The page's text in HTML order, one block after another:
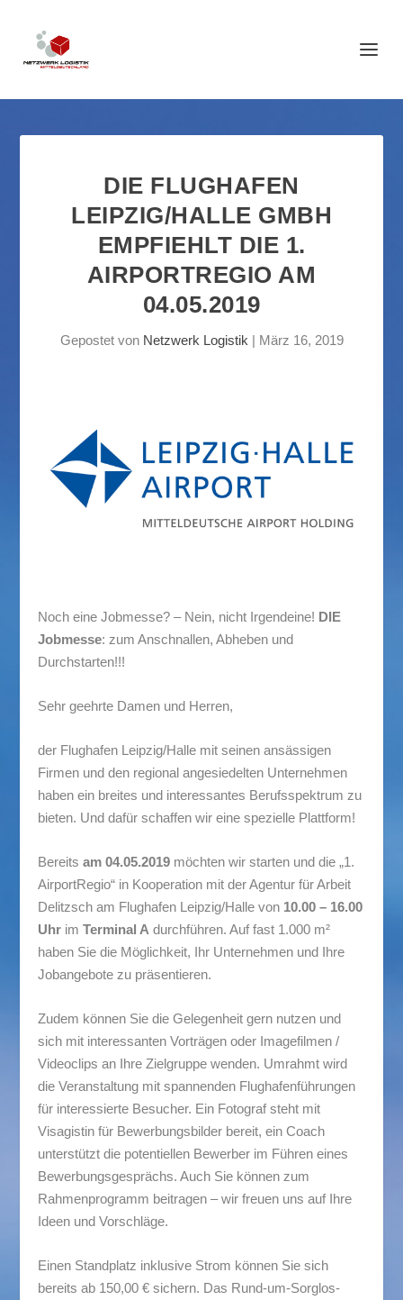
DIE FLUGHAFEN
LEIPZIG/HALLE GMBH
EMPFIEHLT DIE 1.
AIRPORTREGIO AM
04.05.2019
Gepostet von Netzwerk Logistik | März 16, 2019
Noch eine Jobmesse? – Nein, nicht Irgendeine! DIE
Jobmesse: zum Anschnallen, Abheben und
Durchstarten!!!
Sehr geehrte Damen und Herren,
der Flughafen Leipzig/Halle mit seinen ansässigen
Firmen und den regional angesiedelten Unternehmen
haben ein breites und interessantes Berufsspektrum zu
bieten. Und dafür schaffen wir eine spezielle Plattform!
Bereitsam 04.05.2019 möchten wir starten und die „1.
AirportRegio“ in Kooperation mit der Agentur für Arbeit
Delitzsch am Flughafen Leipzig/Halle von 10.00 – 16.00
Uhr imTerminal A durchführen. Auf fast 1.000 m²
haben Sie die Möglichkeit, Ihr Unternehmen und Ihre
Jobangebote zu präsentieren.
Zudem können Sie die Gelegenheit gern nutzen und
sich mit interessanten Vorträgen oder Imagefilmen /
Videoclips an Ihre Zielgruppe wenden. Umrahmt wird
die Veranstaltung mit spannenden Flughafenführungen
für interessierte Besucher. Ein Fotograf steht mit
Visagistin für Bewerbungsbilder bereit, ein Coach
unterstützt die potentiellen Bewerber im Führen eines
Bewerbungsgesprächs. Auch Sie können zum
Rahmenprogramm beitragen – wir freuen uns auf Ihre
Ideen und Vorschläge.
Einen Standplatz inklusive Strom können Sie sich
bereits ab 150,00 € sichern. Das Rund-um-Sorglos-